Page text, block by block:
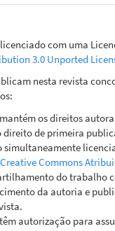
com uma
3.0 Unported
nesta revista
os direitos
direito de primeira
simultaneamente
Commons
do trabalho
da autoria e
autorização para